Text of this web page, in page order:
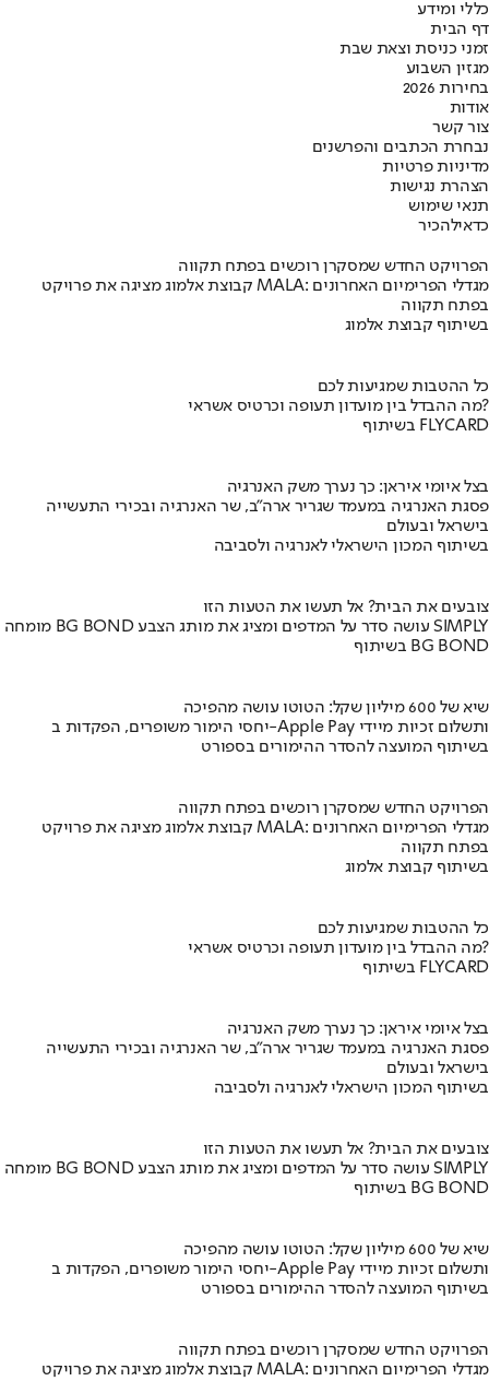
כללי ומידע
דף הבית
זמני כניסת וצאת שבת
מגזין השבוע
בחירות 2026
אודות
צור קשר
נבחרת הכתבים והפרשנים
מדיניות פרטיות
הצהרת נגישות
תנאי שימוש
כדאילהכיר
הפרויקט החדש שמסקרן רוכשים בפתח תקווה
קבוצת אלמוג מציגה את פרויקט MALA: מגדלי הפרימיום האחרונים
בפתח תקווה
בשיתוף קבוצת אלמוג
כל ההטבות שמגיעות לכם
מה ההבדל בין מועדון תעופה וכרטיס אשראי?
בשיתוף FLYCARD
בצל איומי איראן: כך נערך משק האנרגיה
פסגת האנרגיה במעמד שגריר ארה"ב, שר האנרגיה ובכירי התעשייה
בישראל ובעולם
בשיתוף המכון הישראלי לאנרגיה ולסביבה
צובעים את הבית? אל תעשו את הטעות הזו
מומחה BG BOND עושה סדר על המדפים ומציג את מותג הצבע SIMPLY
בשיתוף BG BOND
שיא של 600 מיליון שקל: הטוטו עושה מהפיכה
יחסי הימור משופרים, הפקדות ב-Apple Pay ותשלום זכיות מיידי
בשיתוף המועצה להסדר ההימורים בספורט
הפרויקט החדש שמסקרן רוכשים בפתח תקווה
קבוצת אלמוג מציגה את פרויקט MALA: מגדלי הפרימיום האחרונים
בפתח תקווה
בשיתוף קבוצת אלמוג
כל ההטבות שמגיעות לכם
מה ההבדל בין מועדון תעופה וכרטיס אשראי?
בשיתוף FLYCARD
בצל איומי איראן: כך נערך משק האנרגיה
פסגת האנרגיה במעמד שגריר ארה"ב, שר האנרגיה ובכירי התעשייה
בישראל ובעולם
בשיתוף המכון הישראלי לאנרגיה ולסביבה
צובעים את הבית? אל תעשו את הטעות הזו
מומחה BG BOND עושה סדר על המדפים ומציג את מותג הצבע SIMPLY
בשיתוף BG BOND
שיא של 600 מיליון שקל: הטוטו עושה מהפיכה
יחסי הימור משופרים, הפקדות ב-Apple Pay ותשלום זכיות מיידי
בשיתוף המועצה להסדר ההימורים בספורט
הפרויקט החדש שמסקרן רוכשים בפתח תקווה
קבוצת אלמוג מציגה את פרויקט MALA: מגדלי הפרימיום האחרונים